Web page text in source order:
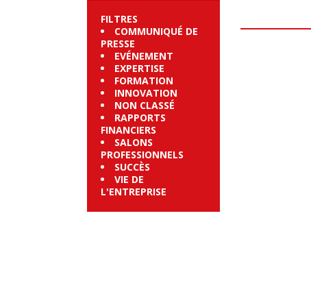
FILTRES
COMMUNIQUÉ DE
PRESSE
EVÉNEMENT
EXPERTISE
FORMATION
INNOVATION
NON CLASSÉ
RAPPORTS
FINANCIERS
SALONS
PROFESSIONNELS
SUCCÈS
VIE DE
L'ENTREPRISE